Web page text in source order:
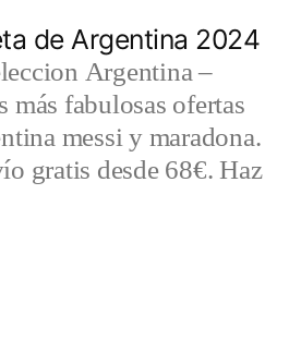
de Argentina 2024
Argentina –
más fabulosas ofertas
messi y maradona.
gratis desde 68€. Haz